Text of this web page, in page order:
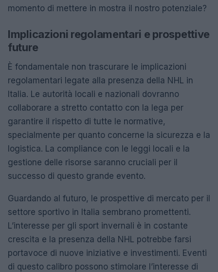
momento di mettere in mostra il nostro potenziale?
Implicazioni regolamentari e prospettive
future
È fondamentale non trascurare le implicazioni
regolamentari legate alla presenza della NHL in
Italia. Le autorità locali e nazionali dovranno
collaborare a stretto contatto con la lega per
garantire il rispetto di tutte le normative,
specialmente per quanto concerne la sicurezza e la
logistica. La compliance con le leggi locali e la
gestione delle risorse saranno cruciali per il
successo di questo grande evento.
Guardando al futuro, le prospettive di mercato per il
settore sportivo in Italia sembrano promettenti.
L’interesse per gli sport invernali è in costante
crescita e la presenza della NHL potrebbe farsi
portavoce di nuove iniziative e investimenti. Eventi
di questo calibro possono stimolare l’interesse di